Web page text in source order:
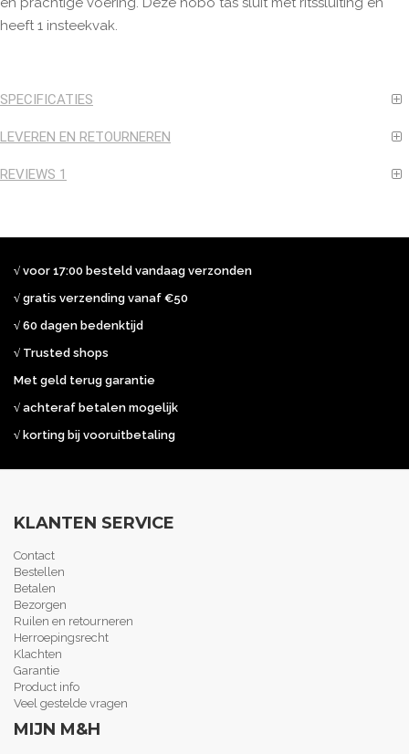
heeft 1 insteekvak.
SPECIFICATIES
LEVEREN EN RETOURNEREN
REVIEWS 1
√ voor 17:00 besteld vandaag verzonden
√ gratis verzending vanaf €50
√ 60 dagen bedenktijd
√ Trusted shops
Met geld terug garantie
√ achteraf betalen mogelijk
√ korting bij vooruitbetaling
KLANTEN SERVICE
Contact
Bestellen
Betalen
Bezorgen
Ruilen en retourneren
Herroepingsrecht
Klachten
Garantie
Product info
Veel gestelde vragen
MIJN M&H